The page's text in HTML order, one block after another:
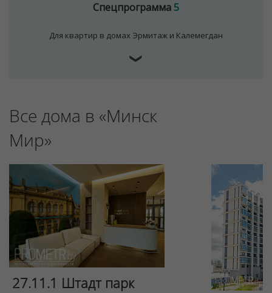
Спецпрограмма5
Для квартир в домах Эрмитаж и Калемегдан
❯
Все дома в «Минск
Мир»
27.11.1 Штадт парк